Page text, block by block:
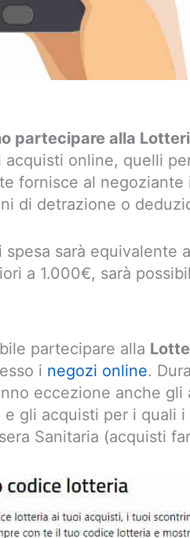
partecipare alla
acquisti online, quelli
fornisce al
di detrazione o
spesa sarà
a 1.000€, sarà
partecipare alla
i negozi online.
eccezione anche
gli acquisti per i quali
Sanitaria (acquisti